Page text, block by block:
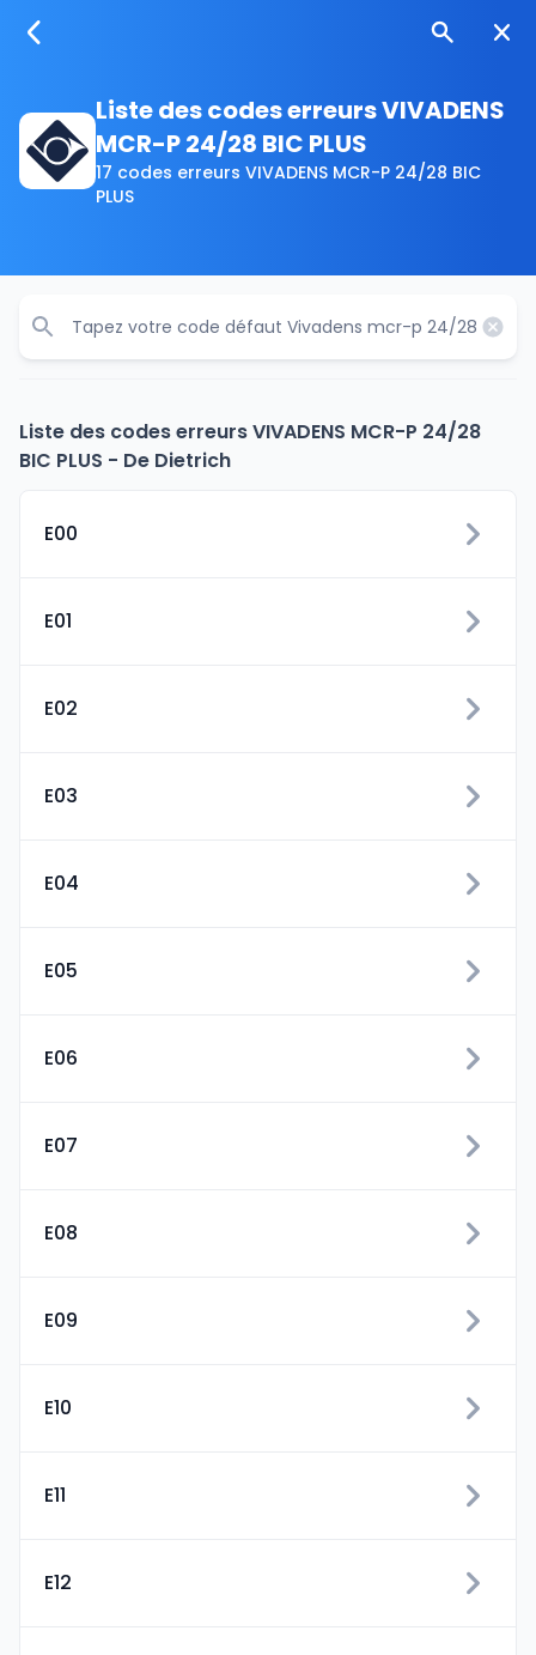
Liste des codes erreurs VIVADENS
MCR-P 24/28 BIC PLUS
17 codes erreurs VIVADENS MCR-P 24/28 BIC
PLUS
Liste des codes erreurs VIVADENS MCR-P 24/28
BIC PLUS - De Dietrich
E00
E01
E02
E03
E04
E05
E06
E07
E08
E09
E10
E11
E12